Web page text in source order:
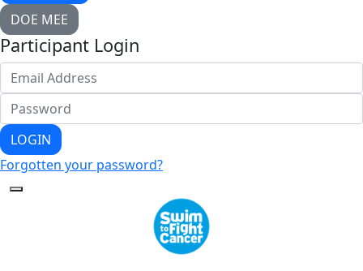
DOE MEE
Participant Login
LOGIN
Forgotten your password?